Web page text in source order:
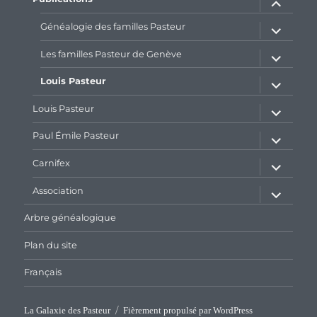
sous-
menu
Généalogie des familles Pasteur
sous-
menu
Les familles Pasteur de Genève
ouvrir
sous-
menu
Louis Pasteur
sous-
menu
Louis Pasteur
sous-
menu
Paul Émile Pasteur
ouvrir
sous-
menu
Carnifex
sous-
menu
Association
ouvrir
sous-
Arbre généalogique
Plan du site
Français
La Galaxie des Pasteur Fièrement propulsé par WordPress